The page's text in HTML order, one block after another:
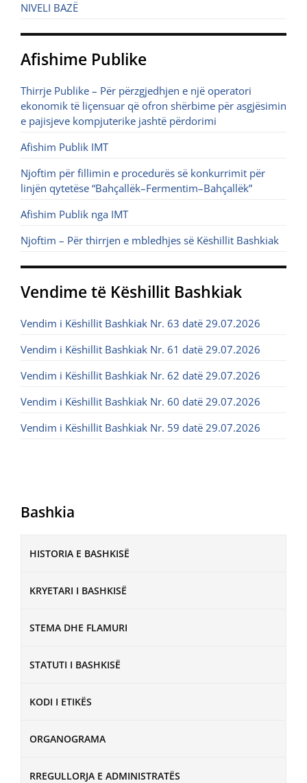
Bashkia
HISTORIA E BASHKISË
KRYETARI I BASHKISË
STEMA DHE FLAMURI
STATUTI I BASHKISË
KODI I ETIKËS
ORGANOGRAMA
RREGULLORJA E ADMINISTRATËS
NIVELI BAZË
Afishime Publike
Thirrje Publike – Për përzgjedhjen e një operatori
ekonomik të liçensuar që ofron shërbime për asgjësimin
e pajisjeve kompjuterike jashtë përdorimi
Afishim Publik IMT
Njoftim për fillimin e procedurës së konkurrimit për
linjën qytetëse “Bahçallëk–Fermentim–Bahçallëk”
Afishim Publik nga IMT
Njoftim – Për thirrjen e mbledhjes së Këshillit Bashkiak
Vendime të Këshillit Bashkiak
Vendim i Këshillit Bashkiak Nr. 63 datë 29.07.2026
Vendim i Këshillit Bashkiak Nr. 61 datë 29.07.2026
Vendim i Këshillit Bashkiak Nr. 62 datë 29.07.2026
Vendim i Këshillit Bashkiak Nr. 60 datë 29.07.2026
Vendim i Këshillit Bashkiak Nr. 59 datë 29.07.2026